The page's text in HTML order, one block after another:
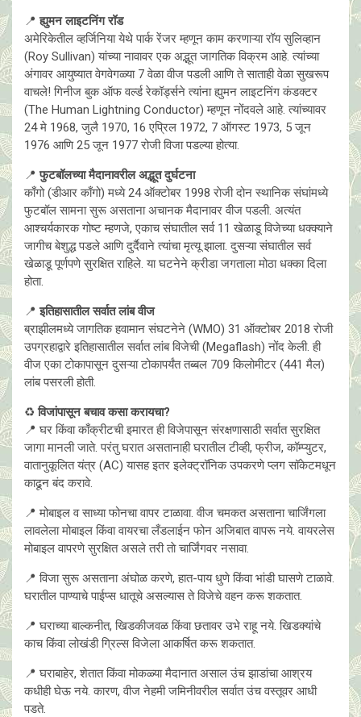
📍ह्युमन लाइटनिंग रॉड
अमेरिकेतील व्हर्जिनिया येथे पार्क रेंजर म्हणून काम करणाऱ्या रॉय सुलिव्हान
(Roy Sullivan) यांच्या नावावर एक अद्भूत जागतिक विक्रम आहे. त्यांच्या
अंगावर आयुष्यात वेगवेगळ्या 7 वेळा वीज पडली आणि ते साताही वेळा सुखरूप
वाचले! गिनीज बुक ऑफ वर्ल्ड रेकॉर्ड्सने त्यांना ह्युमन लाइटनिंग कंडक्टर
(The Human Lightning Conductor) म्हणून नोंदवले आहे. त्यांच्यावर
24 मे 1968, जुलै 1970, 16 एप्रिल 1972, 7 ऑगस्ट 1973, 5 जून
1976 आणि 25 जून 1977 रोजी विजा पडल्या होत्या.
📍 फुटबॉलच्या मैदानावरील अद्भूत दुर्घटना
काँगो (डीआर काँगो) मध्ये 24 ऑक्टोबर 1998 राेजी दोन स्थानिक संघांमध्ये
फुटबॉल सामना सुरू असताना अचानक मैदानावर वीज पडली. अत्यंत
आश्चर्यकारक गोष्ट म्हणजे, एकाच संघातील सर्व 11 खेळाडू विजेच्या धक्क्याने
जागीच बेशुद्ध पडले आणि दुर्दैवाने त्यांचा मृत्यू झाला. दुसऱ्या संघातील सर्व
खेळाडू पूर्णपणे सुरक्षित राहिले. या घटनेने क्रीडा जगताला मोठा धक्का दिला
होता.
📍इतिहासातील सर्वात लांब वीज
ब्राझीलमध्ये जागतिक हवामान संघटनेने (WMO) 31 ऑक्टोबर 2018 राेजी
उपग्रहाद्वारे इतिहासातील सर्वात लांब विजेची (Megaflash) नोंद केली. ही
वीज एका टोकापासून दुसऱ्या टोकापर्यंत तब्बल 709 किलोमीटर (441 मैल)
लांब पसरली होती.
♻️ विजांपासून बचाव कसा करायचा?
📍 घर किंवा काँक्रीटची इमारत ही विजेपासून संरक्षणासाठी सर्वात सुरक्षित
जागा मानली जाते. परंतु घरात असतानाही घरातील टीव्ही, फ्रीज, कॉम्प्युटर,
वातानुकूलित यंत्र (AC) यासह इतर इलेक्ट्रॉनिक उपकरणे प्लग सॉकेटमधून
काढून बंद करावे.
📍 मोबाइल व साध्या फोनचा वापर टाळावा. वीज चमकत असताना चार्जिंगला
लावलेला मोबाइल किंवा वायरचा लँडलाईन फोन अजिबात वापरू नये. वायरलेस
मोबाइल वापरणे सुरक्षित असले तरी ताे चार्जिंगवर नसावा.
📍 विजा सुरू असताना अंघोळ करणे, हात-पाय धुणे किंवा भांडी घासणे टाळावे.
घरातील पाण्याचे पाईप्स धातूचे असल्यास ते विजेचे वहन करू शकतात.
📍 घराच्या बाल्कनीत, खिडकीजवळ किंवा छतावर उभे राहू नये. खिडक्यांचे
काच किंवा लोखंडी ग्रिल्स विजेला आकर्षित करू शकतात.
📍 घराबाहेर, शेतात किंवा मोकळ्या मैदानात असाल उंच झाडांचा आश्रय
कधीही घेऊ नये. कारण, वीज नेहमी जमिनीवरील सर्वात उंच वस्तूवर आधी
पडते.